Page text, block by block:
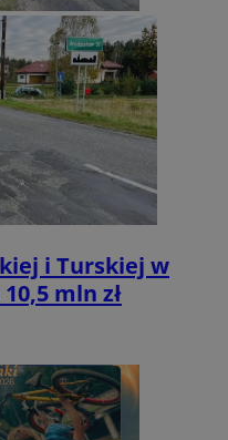
i Turskiej w
mln zł